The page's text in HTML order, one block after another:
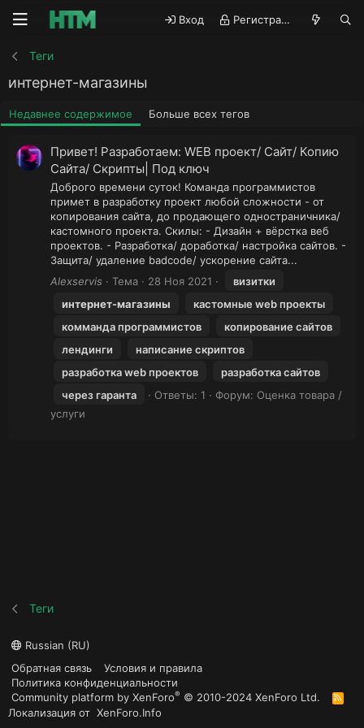
Вход Регистрация
Теги
интернет-магазины
Недавнее содержимое Больше всех тегов
Привет! Разработаем: WEB проект/ Сайт/ Копию
Сайта/ Скрипты| Под ключ
Доброго времени суток! Команда программистов
примет в разработку проект любой сложности - от
копирования сайта, до продающего одностраничника/
кастомного проекта. Скилы: - Дизайн + вёрстка веб
проектов. - Разработка/ доработка/ настройка сайтов. -
Защита/ удаление badcode/ ускорение сайта...
Alexservis
Тема 28 Ноя 2021
визитки
интернет-магазины
кастомные web проекты
комманда программистов
копирование сайтов
лендинги
написание скриптов
разработка web проектов
разработка сайтов
через гаранта
Ответы: 1 Форум: Оценка товара /
услуги
Теги
Russian (RU)
Обратная связь
Условия и правила
Политика конфиденциальности
Community platform by XenForo® © 2010-2024 XenForo Ltd.
R
S
Локализация от XenForo.Info